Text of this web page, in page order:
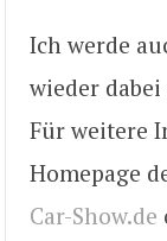
Ich werde
wieder dabei
Für weitere
Homepage
Car-Show.de